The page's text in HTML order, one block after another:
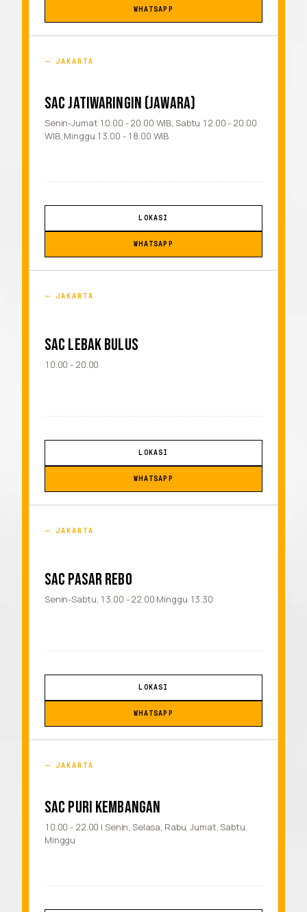
WHATSAPP
JAKARTA
SAC JATIWARINGIN (JAWARA)
Senin-Jumat 10.00 - 20.00 WIB, Sabtu 12.00 - 20.00
WIB, Minggu 13.00 - 18.00 WIB
LOKASI
WHATSAPP
JAKARTA
SAC LEBAK BULUS
10.00 - 20.00
LOKASI
WHATSAPP
JAKARTA
SAC PASAR REBO
Senin-Sabtu, 13.00 - 22.00 Minggu 13.30
LOKASI
WHATSAPP
JAKARTA
SAC PURI KEMBANGAN
10.00 - 22.00 | Senin, Selasa, Rabu, Jumat, Sabtu,
Minggu